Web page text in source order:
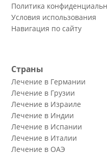
Политика
Условия использования
Навигация по сайту
Страны
Лечение в Германии
Лечение в Грузии
Лечение в Израиле
Лечение в Индии
Лечение в Испании
Лечение в Италии
Лечение в ОАЭ